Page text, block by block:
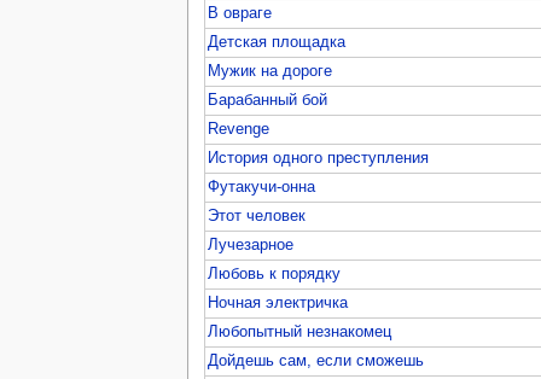
В овраге
Детская площадка
Мужик на дороге
Барабанный бой
Revenge
История одного преступления
Футакучи-онна
Этот человек
Лучезарное
Любовь к порядку
Ночная электричка
Любопытный незнакомец
Дойдешь сам, если сможешь